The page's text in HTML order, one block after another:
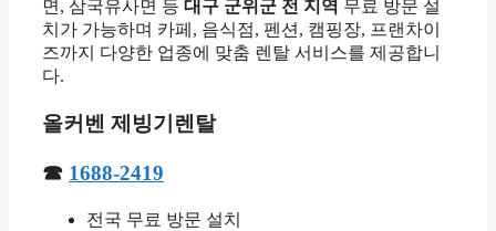
면, 삼국유사면 등 대구 군위군 전 지역 무료 방문 설
치가 가능하며 카페, 음식점, 펜션, 캠핑장, 프랜차이
즈까지 다양한 업종에 맞춤 렌탈 서비스를 제공합니
다.
올커벤 제빙기렌탈
☎ 1688-2419
전국 무료 방문 설치